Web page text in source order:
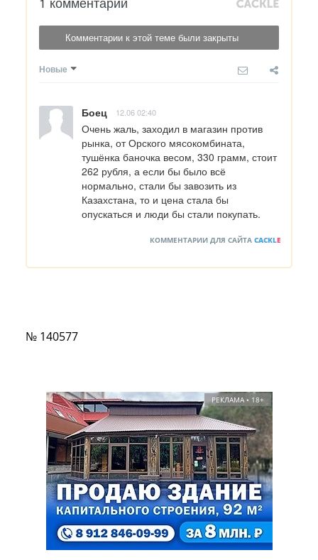
Комментарии к этой теме были закрыты
Новые
Боец 12.06 02:40
Очень жаль, заходил в магазин против
рынка, от Орского мясокомбината,
тушёнка баночка весом, 330 грамм, стоит
262 рубля, а если бы было всё
нормально, стали бы завозить из
Казахстана, то и цена стала бы
опускаться и люди бы стали покупать.
КОММЕНТАРИИ ДЛЯ САЙТА CACKLE
№ 140577
РЕКЛАМА • 18+